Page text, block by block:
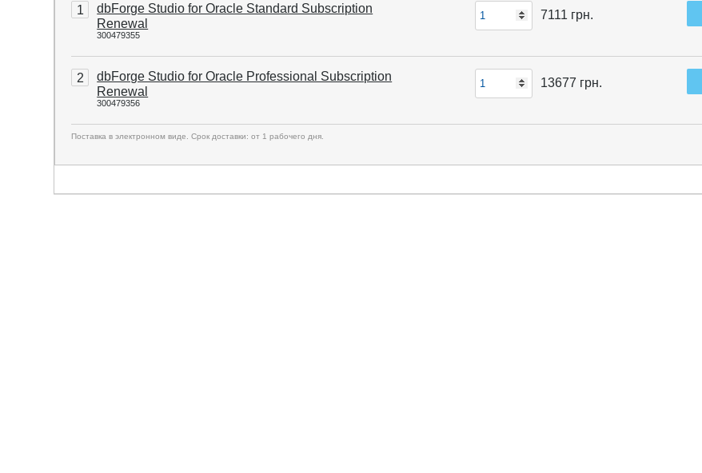
1
dbForge Studio for Oracle Standard Subscription
Renewal
300479355
7111 грн.
2
dbForge Studio for Oracle Professional Subscription
Renewal
300479356
13677 грн.
Поставка в электронном виде. Срок доставки: от 1 рабочего дня.